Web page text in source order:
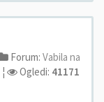
Forum: Vabila na
¦ Ogledi: 41171